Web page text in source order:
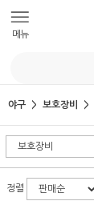
메뉴
야구 보호장비
정렬